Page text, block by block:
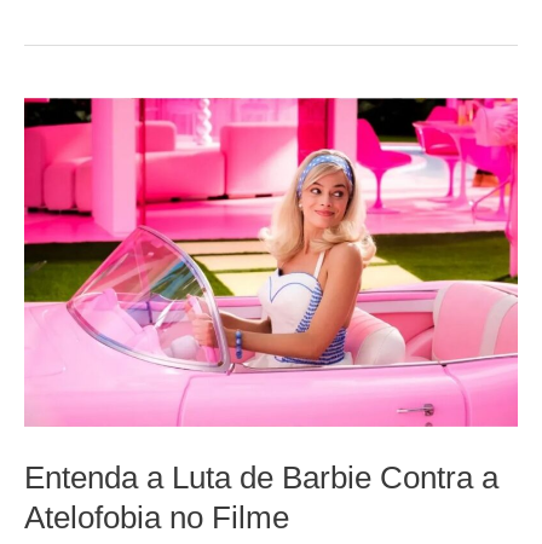
Entenda a Luta de Barbie Contra a
Atelofobia no Filme